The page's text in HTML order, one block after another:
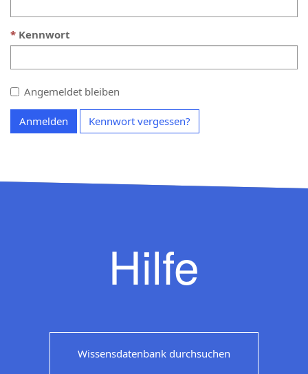
Kennwort
Angemeldet bleiben
Anmelden Kennwort vergessen?
Hilfe
Wissensdatenbank durchsuchen